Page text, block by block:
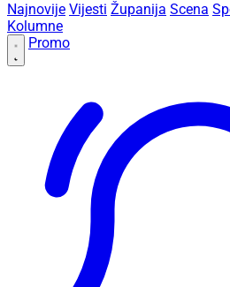
Najnovije Vijesti Županija Scena
Kolumne
Promo